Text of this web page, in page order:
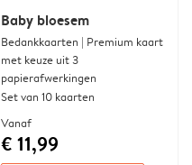
Baby bloesem
Bedankkaarten | Premium kaart
met keuze uit 3
papierafwerkingen
Set van 10 kaarten
Vanaf
€ 11,99